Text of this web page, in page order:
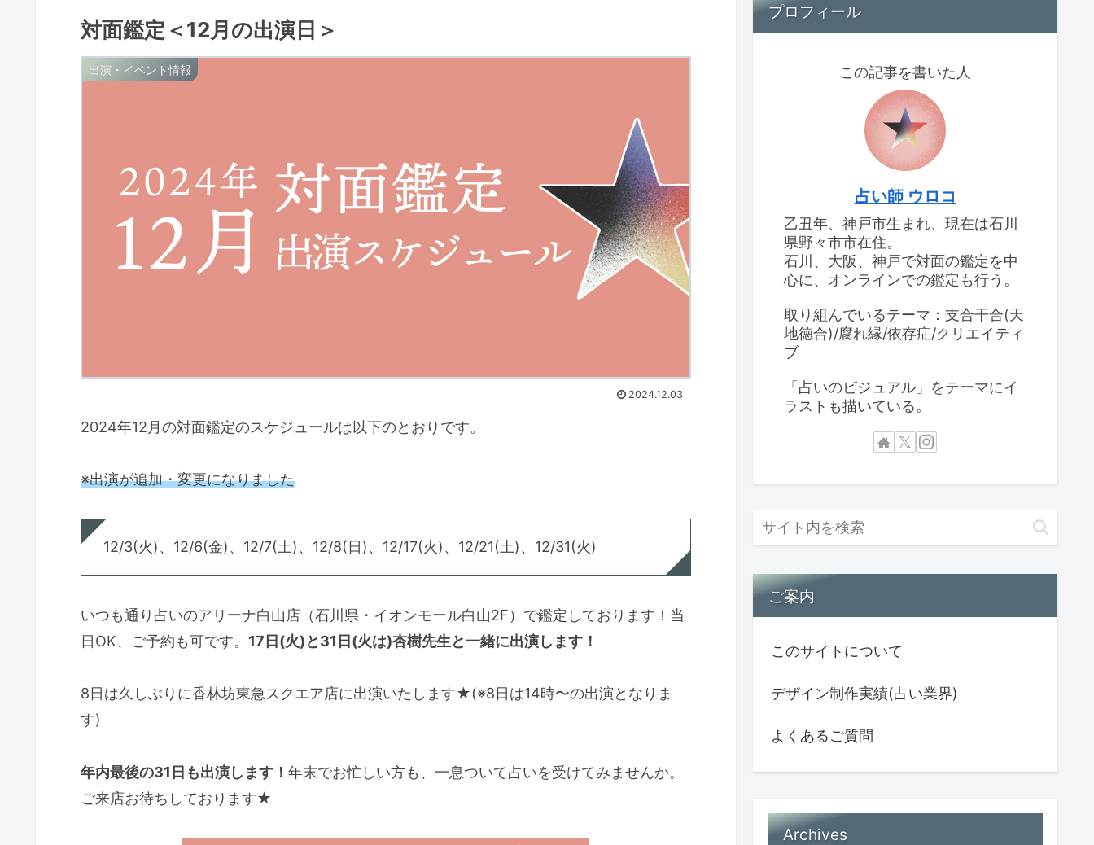
対面鑑定＜12月の出演日＞
出演・イベント情報
2024.12.03
2024年12月の対面鑑定のスケジュールは以下のとおりです。
※出演が追加・変更になりました
12/3(火)、12/6(金)、12/7(土)、12/8(日)、12/17(火)、12/21(土)、12/31(火)
いつも通り占いのアリーナ白山店（石川県・イオンモール白山2F）で鑑定しております！当
日OK、ご予約も可です。 17日(火)と31日(火は)杏樹先生と一緒に出演します！
8日は久しぶりに香林坊東急スクエア店に出演いたします★(※8日は14時〜の出演となりま
す)
年内最後の31日も出演します！ 年末でお忙しい方も、一息ついて占いを受けてみませんか。
ご来店お待ちしております★
プロフィール
この記事を書いた人
占い師 ウロコ
乙丑年、神戸市生まれ、現在は石川
県野々市市在住。
石川、大阪、神戸で対面の鑑定を中
心に、オンラインでの鑑定も行う。
取り組んでいるテーマ：支合干合(天
地徳合)/腐れ縁/依存症/クリエイティ
ブ
「占いのビジュアル」をテーマにイ
ラストも描いている。
ご案内
このサイトについて
デザイン制作実績(占い業界)
よくあるご質問
Archives